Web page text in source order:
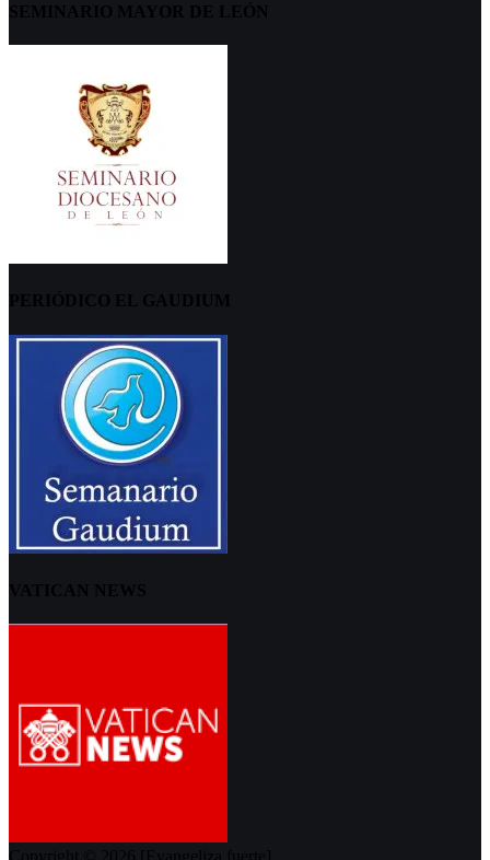
SEMINARIO MAYOR DE LEÓN
PERIÓDICO EL GAUDIUM
VATICAN NEWS